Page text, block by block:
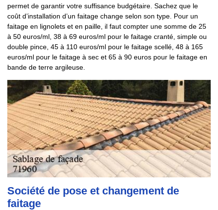
permet de garantir votre suffisance budgétaire. Sachez que le
coût d’installation d’un faitage change selon son type. Pour un
faitage en lignolets et en paille, il faut compter une somme de 25
à 50 euros/ml, 38 à 69 euros/ml pour le faitage cranté, simple ou
double pince, 45 à 110 euros/ml pour le faitage scellé, 48 à 165
euros/ml pour le faitage à sec et 65 à 90 euros pour le faitage en
bande de terre argileuse.
Société de pose et changement de
faitage